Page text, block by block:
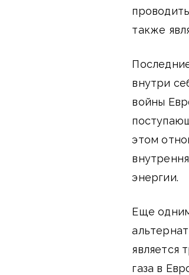
также
внутри
войны
этом
энергии.
Еще
является
газа в